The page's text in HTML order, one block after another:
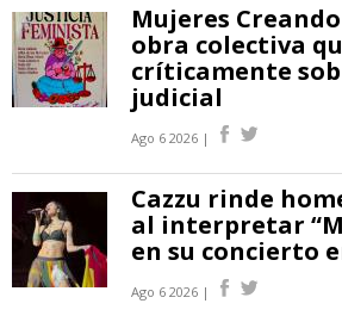
Mujeres
obra colectiva
críticamente
judicial
Ago 6 2026 |
Cazzu rinde
al interpretar
en su concierto
Ago 6 2026 |